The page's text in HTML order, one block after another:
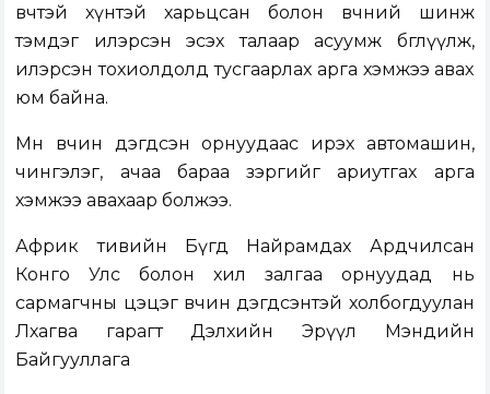
өвчтэй хүнтэй харьцсан болон өвчний шинж
тэмдэг илэрсэн эсэх талаар асуумж бөглүүлж,
илэрсэн тохиолдолд тусгаарлах арга хэмжээ авах
юм байна.
Мөн өвчин дэгдсэн орнуудаас ирэх автомашин,
чингэлэг, ачаа бараа зэргийг ариутгах арга
хэмжээ авахаар болжээ.
Африк тивийн Бүгд Найрамдах Ардчилсан
Конго Улс болон хил залгаа орнуудад нь
сармагчны цэцэг өвчин дэгдсэнтэй холбогдуулан
Лхагва гарагт Дэлхийн Эрүүл Мэндийн
Байгууллага